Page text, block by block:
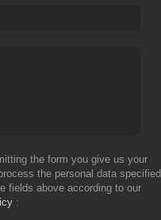
the form you give us your
the personal data specified
fields above according to our